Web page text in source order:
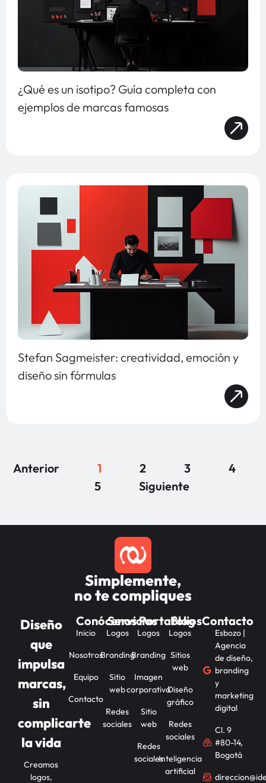
¿Qué es un isotipo? Guía completa con
ejemplos de marcas famosas
Stefan Sagmeister: creatividad, emoción y
diseño sin fórmulas
Anterior 1 2 3
4
5
Siguiente
Simplemente,
no te compliques
Diseño
que
impulsa
marcas,
sin
complicarte
la vida
Creamos
logos,
Conócenos
Inicio
Nosotros
Equipo
Contacto
Servicios
Logos
Branding
Sitio
web
Redes
sociales
Portafolios
Logos
Branding
Imagen
corporativa
Sitio
web
Redes
sociales
Blog
Logos
Sitios
web
Diseño
gráfico
Redes
sociales
Inteligencia
artificial
Contacto
Esbozo |
Agencia
de diseño,
branding
y
marketing
digital
Cl. 9
#80-14,
Bogotá